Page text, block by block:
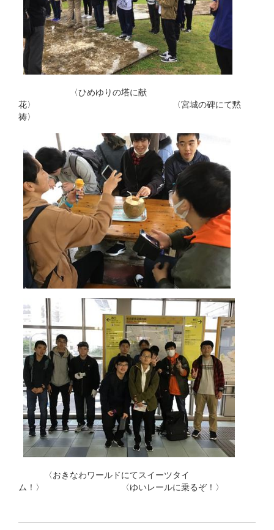
〈ひめゆりの塔に献
花〉 〈宮城の碑にて黙
祷〉
〈おきなわワールドにてスイーツタイ
ム！〉 〈ゆいレールに乗るぞ！〉